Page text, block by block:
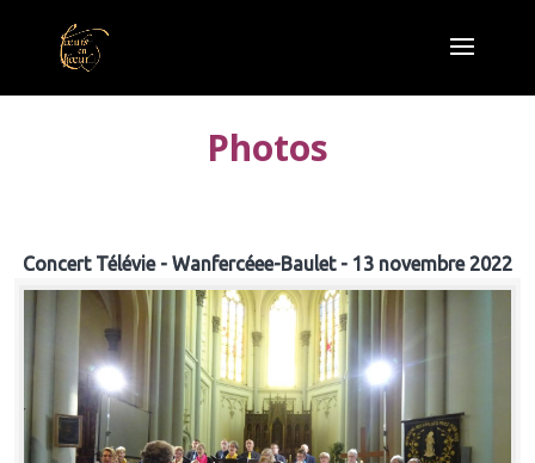
Photos
Concert Télévie - Wanfercéee-Baulet - 13 novembre 2022